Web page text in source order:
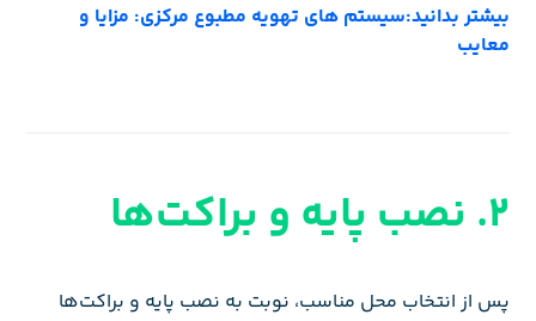
بیشتر بدانید:سیستم های تهویه مطبوع مرکزی: مزایا و
معایب
2. نصب پایه و براکت‌ها
پس از انتخاب محل مناسب، نوبت به نصب پایه و براکت‌ها